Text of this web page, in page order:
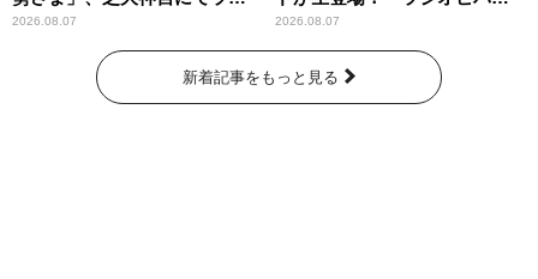
パンプスが合格祈願！
2026.08.07
ー昼ズ』
2026.08.07
新着記事をもっと見る